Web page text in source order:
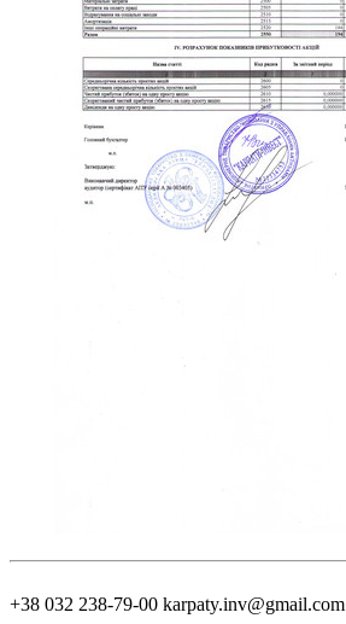
+38 032 238-79-00 karpaty.inv@gmail.com